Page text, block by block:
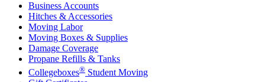
Business Accounts
Hitches & Accessories
Moving Labor
Moving Boxes & Supplies
Damage Coverage
Propane Refills & Tanks
Collegeboxes® Student Moving